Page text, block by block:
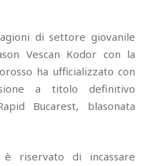
di settore giovanile
Vescan Kodor con la
ha ufficializzato con
a titolo definitivo
Bucarest, blasonata
riservato di incassare